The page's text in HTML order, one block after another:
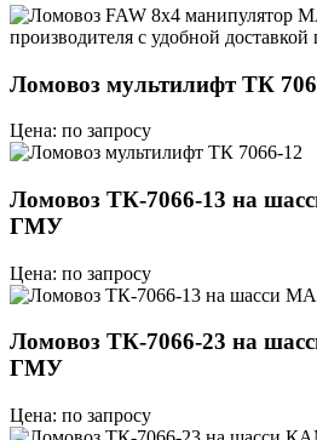
Ломовоз мультилифт ТК
Цена: по запросу
Ломовоз ТК-7066-13 на
ГМУ
Цена: по запросу
Ломовоз ТК-7066-23 на
ГМУ
Цена: по запросу